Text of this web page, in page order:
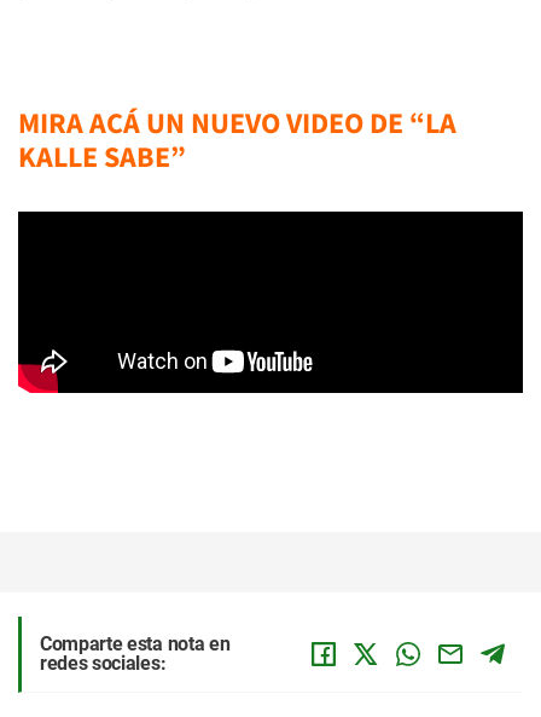
MIRA ACÁ UN NUEVO VIDEO DE “LA
KALLE SABE”
Comparte esta nota en
redes sociales: